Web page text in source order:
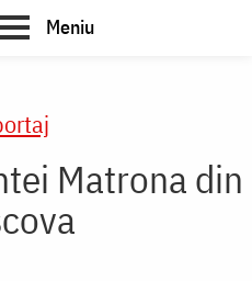
Meniu
Matrona din